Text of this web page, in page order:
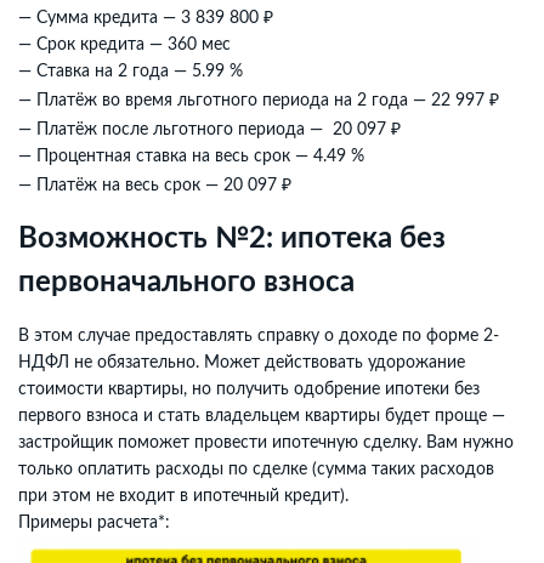
— Сумма кредита — 3 839 800 ₽
— Срок кредита — 360 мес
— Ставка на 2 года — 5.99 %
— Платёж во время льготного периода на 2 года — 22 997 ₽
— Платёж после льготного периода — 20 097 ₽
— Процентная ставка на весь срок — 4.49 %
— Платёж на весь срок — 20 097 ₽
Возможность №2: ипотека без
первоначального взноса
В этом случае предоставлять справку о доходе по форме 2-
НДФЛ не обязательно. Может действовать удорожание
стоимости квартиры, но получить одобрение ипотеки без
первого взноса и стать владельцем квартиры будет проще —
застройщик поможет провести ипотечную сделку. Вам нужно
только оплатить расходы по сделке (сумма таких расходов
при этом не входит в ипотечный кредит).
Примеры расчета*: